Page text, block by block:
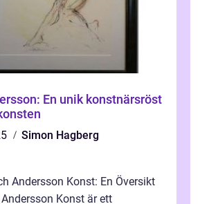
En unik konstnärsröst
Simon Hagberg
Andersson Konst: En Översikt
Konst är ett